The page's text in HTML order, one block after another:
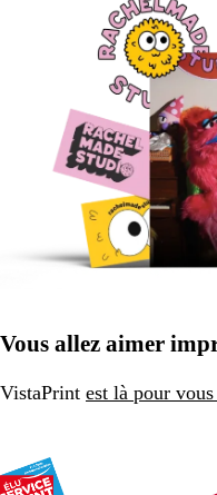
Vous allez aimer
VistaPrint est là pour